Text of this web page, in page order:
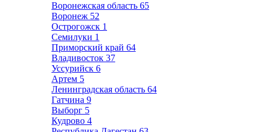
Воронежская область 65
Воронеж 52
Острогожск 1
Семилуки 1
Приморский край 64
Владивосток 37
Уссурийск 6
Артем 5
Ленинградская область 64
Гатчина 9
Выборг 5
Кудрово 4